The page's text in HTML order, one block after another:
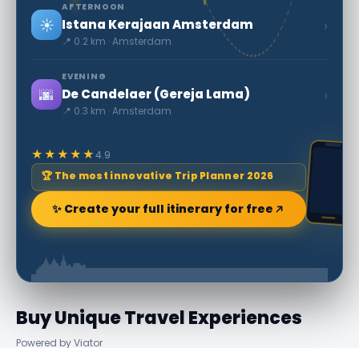
☀️
AFTERNOON
Istana Kerajaan Amsterdam
📍 0.2 km · Amsterdam
›
🌆
EVENING
De Candelaer (Gereja Lama)
📍 0.3 km · Amsterdam
›
★★★★★4.9
🏆 The most innovative Trip Planner 2026
✨ Create your full itinerary for free
Buy Unique Travel Experiences
Powered by Viator